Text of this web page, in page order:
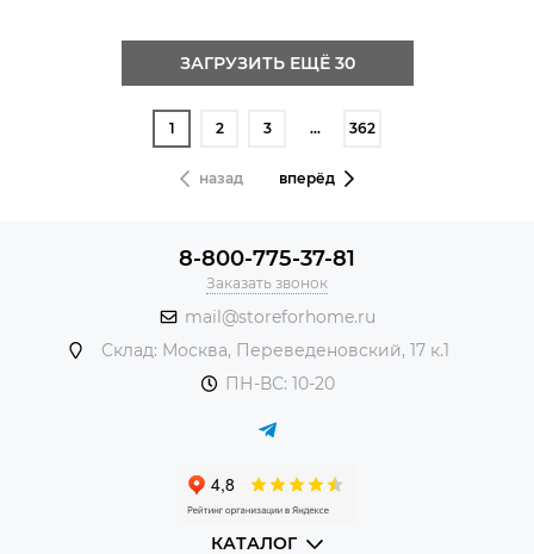
ЗАГРУЗИТЬ ЕЩЁ 30
назад
1 2 3 … 362
вперёд
8-800-775-37-81
Заказать звонок
mail@storeforhome.ru
Склад: Москва, Переведеновский, 17 к.1
ПН-ВС: 10-20
КАТАЛОГ